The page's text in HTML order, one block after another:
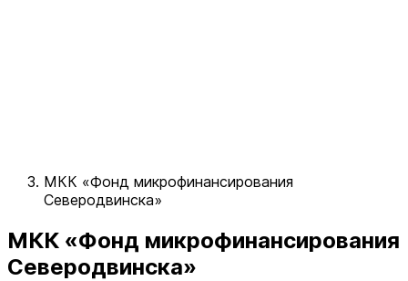
МКК «Фонд микрофинансирования
Северодвинска»
МКК «Фонд микрофинансирования
Северодвинска»